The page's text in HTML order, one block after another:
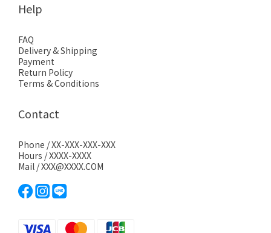
Help
FAQ
Delivery & Shipping
Payment
Return Policy
Terms & Conditions
Contact
Phone / XX-XXX-XXX-XXX
Hours / XXXX-XXXX
Mail / XXX@XXXX.COM